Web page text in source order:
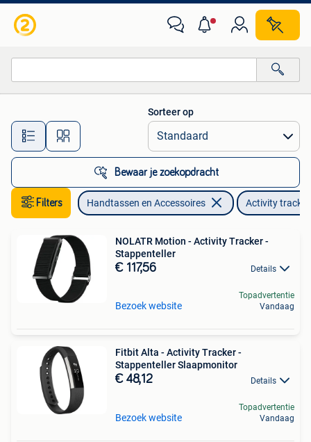
Alle afstanden…
Sorteer op
Bewaar je zoekopdracht
Filters Handtassen en Accessoires Activity
NOLATR Motion - Activity Tracker -
Stappenteller
€ 117,56 Details
Bezoek website
Topadvertentie
Vandaag
Fitbit Alta - Activity Tracker -
Stappenteller Slaapmonitor
€ 48,12 Details
Bezoek website
Topadvertentie
Vandaag